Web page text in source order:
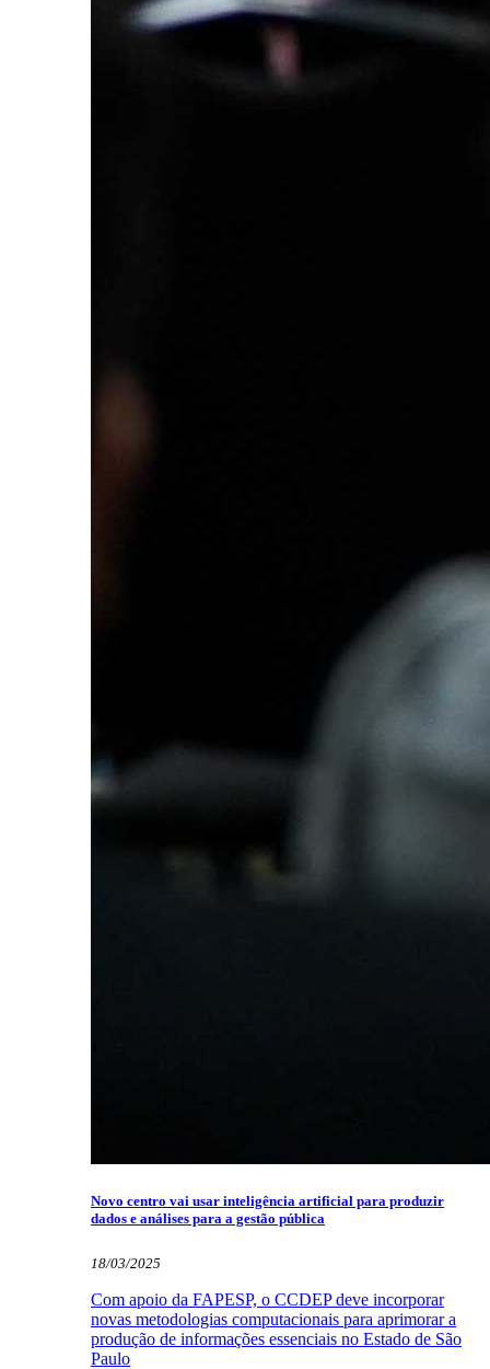
Novo centro vai usar inteligência artificial para produzir
dados e análises para a gestão pública
18/03/2025
Com apoio da FAPESP, o CCDEP deve incorporar
novas metodologias computacionais para aprimorar a
produção de informações essenciais no Estado de São
Paulo